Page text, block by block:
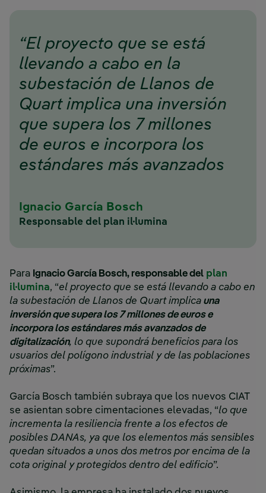
“El proyecto que se está
llevando a cabo en la
subestación de Llanos de
Quart implica una inversión
que supera los 7 millones
de euros e incorpora los
estándares más avanzados
supondrá beneficios para
los usuarios del polígono
poblaciones próximas.”
Ignacio García Bosch
Responsable del plan il·lumina
Para Ignacio García Bosch, responsable del plan
il·lumina, “el proyecto que se está llevando a cabo en
la subestación de Llanos de Quart implica una
inversión que supera los 7 millones de euros e
incorpora los estándares más avanzados de
digitalización, lo que supondrá beneficios para los
usuarios del polígono industrial y de las poblaciones
próximas”.
García Bosch también subraya que los nuevos CIAT
se asientan sobre cimentaciones elevadas, “lo que
incrementa la resiliencia frente a los efectos de
posibles DANAs, ya que los elementos más sensibles
quedan situados a unos dos metros por encima de la
cota original y protegidos dentro del edificio”.